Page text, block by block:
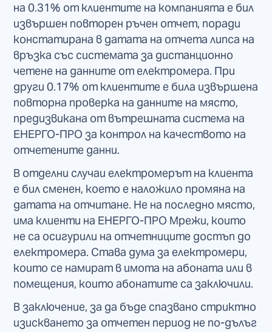
на 0.31% от клиентите на компанията е бил
извършен повторен ръчен отчет, поради
констатирана в датата на отчета липса на
връзка със системата за дистанционно
четене на данните от електромера. При
други 0.17% от клиентите е била извършена
повторна проверка на данните на място,
предизвикана от вътрешната система на
ЕНЕРГО-ПРО за контрол на качеството на
отчетените данни.
В отделни случаи електромерът на клиента
е бил сменен, което е наложило промяна на
датата на отчитане. Не на последно място,
има клиенти на ЕНЕРГО-ПРО Мрежи, които
не са осигурили на отчетниците достъп до
електромера. Става дума за електромери,
които се намират в имота на абоната или в
помещения, които абонатите са заключили.
В заключение, за да бъде спазвано стриктно
изискването за отчетен период не по-дълъг